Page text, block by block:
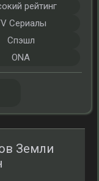
Земли
рейтинг
Сериалы
Спэшл
ONA